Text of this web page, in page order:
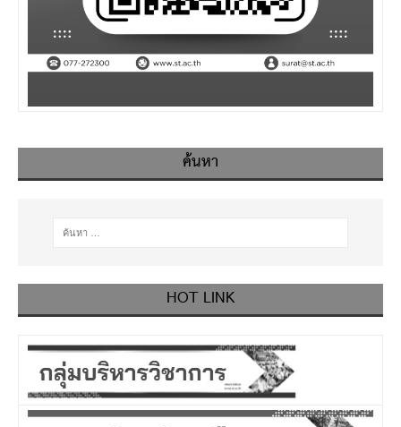
ค้นหา
HOT LINK